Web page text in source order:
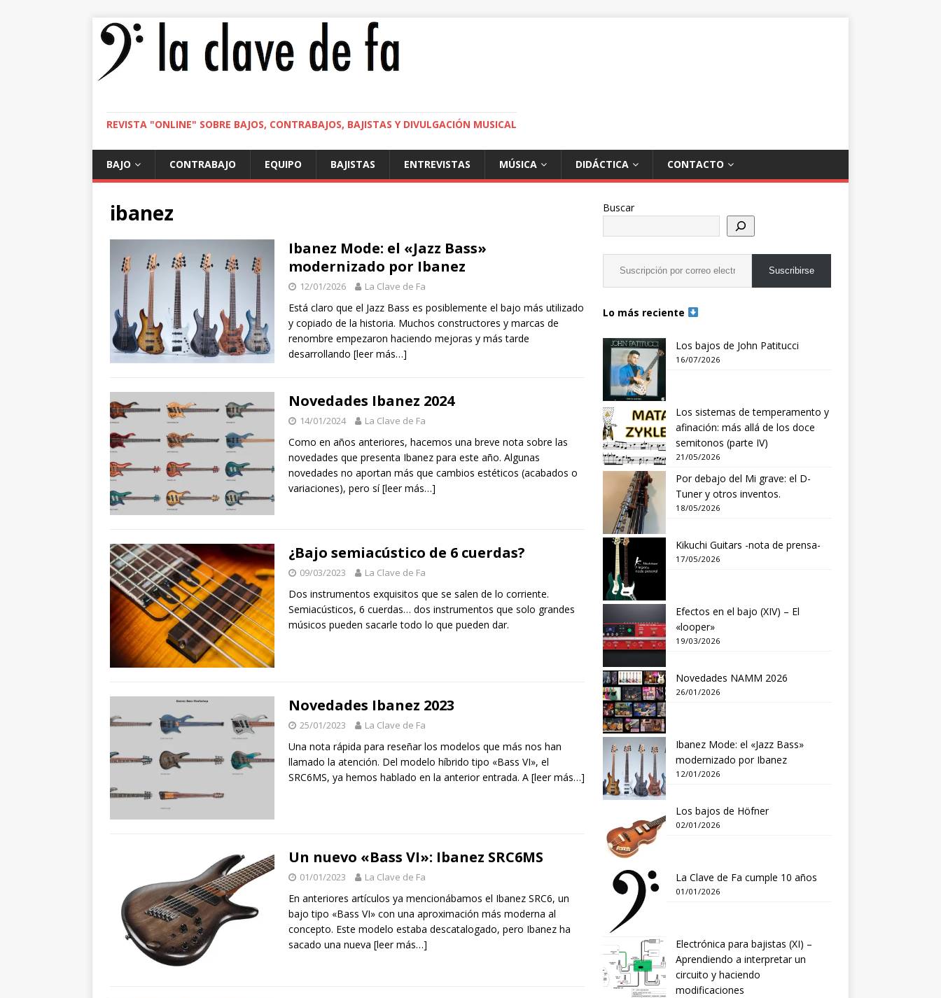
REVISTA "ONLINE" SOBRE BAJOS, CONTRABAJOS, BAJISTAS Y DIVULGACIÓN MUSICAL
BAJO CONTRABAJO EQUIPO BAJISTAS ENTREVISTAS MÚSICA DIDÁCTICA CONTACTO
ibanez
Ibanez Mode: el «Jazz Bass»
modernizado por Ibanez
12/01/2026 La Clave de Fa
Está claro que el Jazz Bass es posiblemente el bajo más utilizado
y copiado de la historia. Muchos constructores y marcas de
renombre empezaron haciendo mejoras y más tarde
desarrollando [leer más…]
Novedades Ibanez 2024
14/01/2024 La Clave de Fa
Como en años anteriores, hacemos una breve nota sobre las
novedades que presenta Ibanez para este año. Algunas
novedades no aportan más que cambios estéticos (acabados o
variaciones), pero sí[leer más…]
¿Bajo semiacústico de 6 cuerdas?
09/03/2023 La Clave de Fa
Dos instrumentos exquisitos que se salen de lo corriente.
Semiacústicos, 6 cuerdas… dos instrumentos que solo grandes
músicos pueden sacarle todo lo que pueden dar.
Novedades Ibanez 2023
25/01/2023 La Clave de Fa
Una nota rápida para reseñar los modelos que más nos han
llamado la atención. Del modelo híbrido tipo «Bass VI», el
SRC6MS, ya hemos hablado en la anterior entrada. A [leer más…]
Un nuevo «Bass VI»: Ibanez SRC6MS
01/01/2023 La Clave de Fa
En anteriores artículos ya mencionábamos el Ibanez SRC6, un
bajo tipo «Bass VI» con una aproximación más moderna al
concepto. Este modelo estaba descatalogado, pero Ibanez ha
sacado una nueva [leer más…]
Buscar
Suscribirse
Lo más reciente
Los bajos de John Patitucci
16/07/2026
Los sistemas de temperamento y
afinación: más allá de los doce
semitonos (parte IV)
21/05/2026
Por debajo del Mi grave: el D-
Tuner y otros inventos.
18/05/2026
Kikuchi Guitars -nota de prensa-
17/05/2026
Efectos en el bajo (XIV) – El
«looper»
19/03/2026
Novedades NAMM 2026
26/01/2026
Ibanez Mode: el «Jazz Bass»
modernizado por Ibanez
12/01/2026
Los bajos de Höfner
02/01/2026
La Clave de Fa cumple 10 años
01/01/2026
Electrónica para bajistas (XI) –
Aprendiendo a interpretar un
circuito y haciendo
modificaciones